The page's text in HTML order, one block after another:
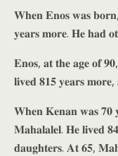
𝐖𝐡𝐞𝐧 𝐄𝐧𝐨𝐬 𝐰𝐚𝐬 𝐛𝐨𝐫𝐧,
𝐲𝐞𝐚𝐫𝐬 𝐦𝐨𝐫𝐞. 𝐇𝐞 𝐡𝐚𝐝
𝐄𝐧𝐨𝐬, 𝐚𝐭 𝐭𝐡𝐞 𝐚𝐠𝐞 𝐨𝐟
𝐥𝐢𝐯𝐞𝐝 𝟖𝟏𝟓 𝐲𝐞𝐚𝐫𝐬
𝐖𝐡𝐞𝐧 𝐊𝐞𝐧𝐚𝐧 𝐰𝐚𝐬 𝟕𝟎
𝐌𝐚𝐡𝐚𝐥𝐚𝐥𝐞𝐥. 𝐇𝐞 𝐥𝐢𝐯𝐞𝐝
𝐝𝐚𝐮𝐠𝐡𝐭𝐞𝐫𝐬. 𝐀𝐭 𝟔𝟓,